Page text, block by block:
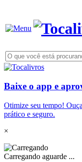
Baixe o app e
Otimize seu tempo!
prático e seguro.
×
Carregando aguarde ...